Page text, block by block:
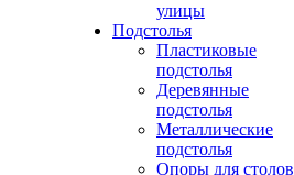
улицы
Подстолья
Пластиковые
подстолья
Деревянные
подстолья
Металлические
подстолья
Опоры для столов